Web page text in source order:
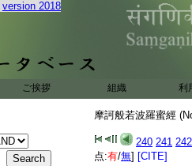
version 2018
ご挨拶 組織 利
摩訶般若波羅蜜經
240 241 242
点:有/無] [CITE]
樓那品
35
富樓那彌
説 レ所 三 以爲二摩
名二摩訶薩
。舍利
薩摩訶薩大＊誓莊嚴
薩摩訶薩不下分別 37